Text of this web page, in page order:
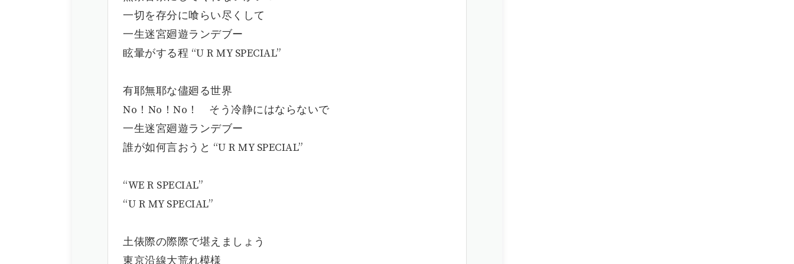
一切を存分に喰らい尽くして
一生迷宮廻遊ランデブー
眩暈がする程 “U R MY SPECIAL”
有耶無耶な儘廻る世界
No！No！No！ そう冷静にはならないで
一生迷宮廻遊ランデブー
誰が如何言おうと “U R MY SPECIAL”
“WE R SPECIAL”
“U R MY SPECIAL”
土俵際の際際で堪えましょう
東京沿線大荒れ模様